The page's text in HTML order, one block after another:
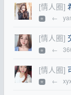
[情人圈]
⭐ ←
[情人圈]
⭐ ←
[情人圈]
⭐ ←